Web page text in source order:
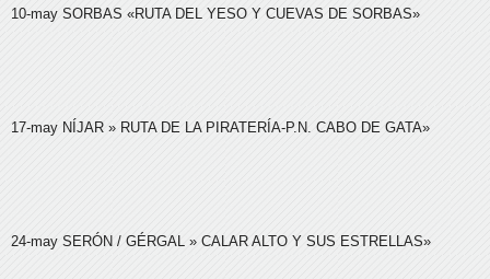
10-may SORBAS «RUTA DEL YESO Y CUEVAS DE SORBAS»
17-may NÍJAR » RUTA DE LA PIRATERÍA-P.N. CABO DE GATA»
24-may SERÓN / GÉRGAL » CALAR ALTO Y SUS ESTRELLAS»